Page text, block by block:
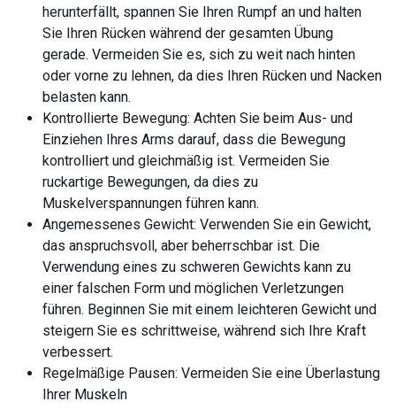
herunterfällt, spannen Sie Ihren Rumpf an und halten
Sie Ihren Rücken während der gesamten Übung
gerade. Vermeiden Sie es, sich zu weit nach hinten
oder vorne zu lehnen, da dies Ihren Rücken und Nacken
belasten kann.
Kontrollierte Bewegung: Achten Sie beim Aus- und
Einziehen Ihres Arms darauf, dass die Bewegung
kontrolliert und gleichmäßig ist. Vermeiden Sie
ruckartige Bewegungen, da dies zu
Muskelverspannungen führen kann.
Angemessenes Gewicht: Verwenden Sie ein Gewicht,
das anspruchsvoll, aber beherrschbar ist. Die
Verwendung eines zu schweren Gewichts kann zu
einer falschen Form und möglichen Verletzungen
führen. Beginnen Sie mit einem leichteren Gewicht und
steigern Sie es schrittweise, während sich Ihre Kraft
verbessert.
Regelmäßige Pausen: Vermeiden Sie eine Überlastung
Ihrer Muskeln